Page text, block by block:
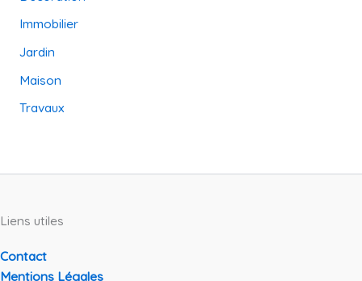
Immobilier
Jardin
Maison
Travaux
Liens utiles
Contact
Mentions Légales